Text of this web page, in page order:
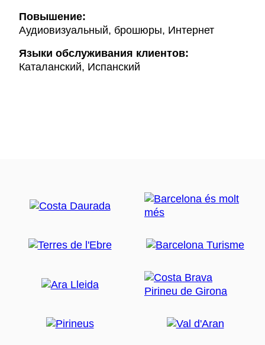
Повышение:
Аудиовизуальный, брошюры, Интернет
Языки обслуживания клиентов:
Каталанский, Испанский